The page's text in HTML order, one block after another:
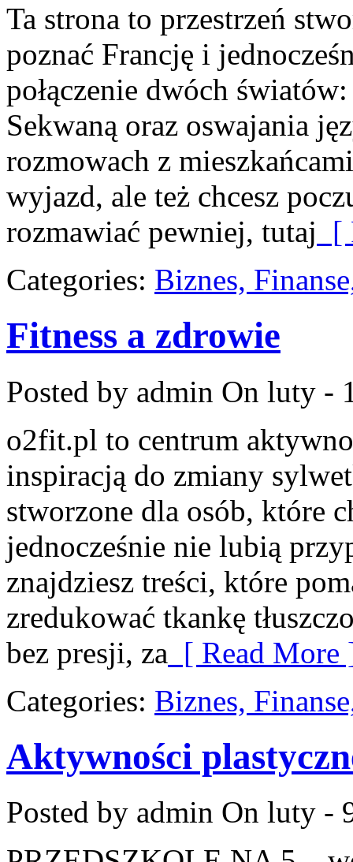
Ta strona to przestrzeń
poznać Francję i
połączenie dwóch
Sekwaną oraz oswajania
rozmowach z
wyjazd, ale też chcesz
rozmawiać pewniej, tutaj [
Categories: Biznes,
Fitness a zdrowie
Posted by admin On luty -
o2fit.pl to centrum
inspiracją do zmiany
stworzone dla osób, które
jednocześnie nie lubią
znajdziesz treści, które
zredukować tkankę
bez presji, za [ Read More
Categories: Biznes,
Aktywności
Posted by admin On luty -